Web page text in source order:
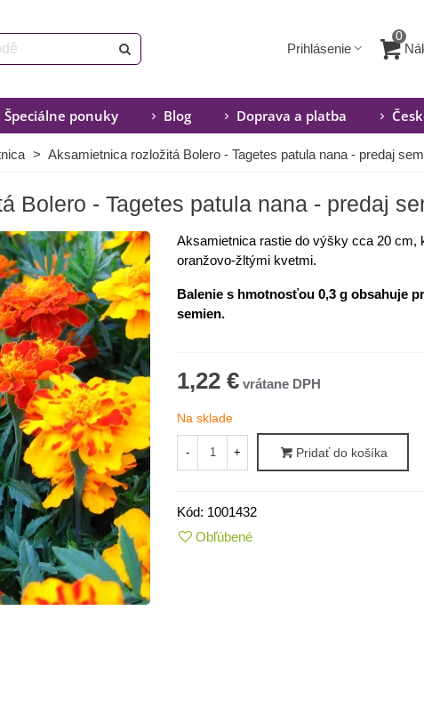
Prihlásenie
0
Špeciálne ponuky Blog Doprava a platba
> Aksamietnica rozložitá Bolero - Tagetes patula nana - predaj
Bolero - Tagetes patula nana - predaj
Aksamietnica rastie do výšky cca 20 cm,
oranžovo-žltými kvetmi.
Balenie s hmotnosťou 0,3 g obsahuje
semien.
1,22 €
Na sklade
- + Pridať do košíka
Kód: 1001432
Obľúbené